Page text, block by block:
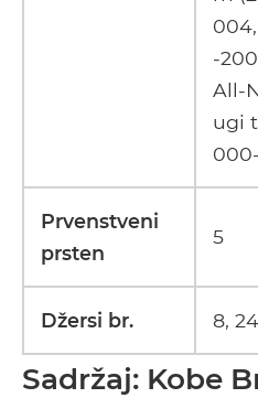
-
All-
ugi
Prvenstveni
prsten
5
Džersi br. 8, 24
Sadržaj: Kobe